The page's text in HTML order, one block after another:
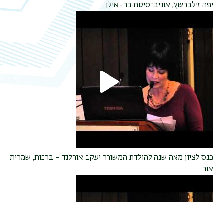
יפה זילברשץ, אוניברסיטת בר-אילן
כנס לציון מאה שנה להולדת המשורר יעקב אורלנד - ברכות, שמרית
אור